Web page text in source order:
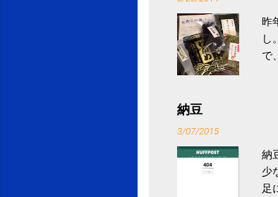
昨
し
で
納豆
3/07/2015
納
少
足